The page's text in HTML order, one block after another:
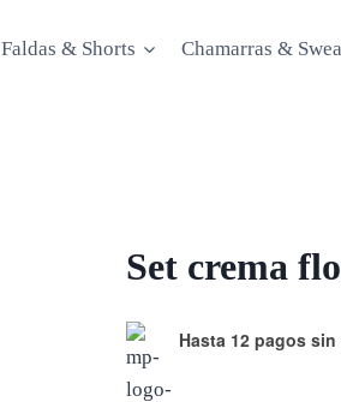
Faldas & Shorts Chamarras &
Set crema
Hasta 12 pagos